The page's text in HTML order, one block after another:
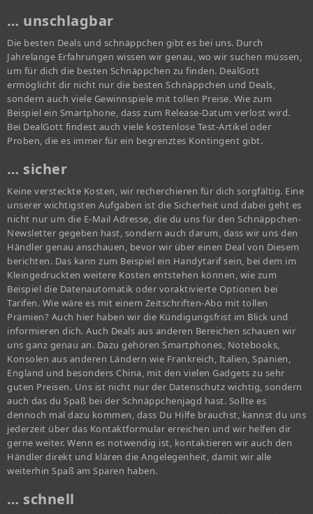
… unschlagbar
Die besten Deals und schnäppchen gibt es bei uns. Durch
Jahrelange Erfahrungen wissen wir genau, wo wir suchen müssen,
um für dich die besten Schnäppchen zu finden. DealGott
ermöglicht dir nicht nur die besten Schnäppchen und Deals,
sondern auch viele Gewinnspiele mit tollen Preise. Wie zum
Beispiel ein Smartphone, dass zum Release-Datum verlost wird.
Bei DealGott findest auch viele kostenlose Test-Artikel oder
Proben, die es immer für ein begrenztes Kontingent gibt.
… sicher
Keine versteckte Kosten, wir recherchieren für dich sorgfältig. Eine
unserer wichtigsten Aufgaben ist die Sicherheit und dabei geht es
nicht nur um die E-Mail Adresse, die du uns für den Schnäppchen-
Newsletter gegeben hast, sondern auch darum, dass wir uns den
Händler genau anschauen, bevor wir über einen Deal von Diesem
berichten. Das kann zum Beispiel ein Handytarif sein, bei dem im
Kleingedruckten weitere Kosten entstehen können, wie zum
Beispiel die Datenautomatik oder voraktivierte Optionen bei
Tarifen. Wie wäre es mit einem Zeitschriften-Abo mit tollen
Prämien? Auch hier haben wir die Kündigungsfrist im Blick und
informieren dich. Auch Deals aus anderen Bereichen schauen wir
uns ganz genau an. Dazu gehören Smartphones, Notebooks,
Konsolen aus anderen Ländern wie Frankreich, Italien, Spanien,
England und besonders China, mit den vielen Gadgets zu sehr
guten Preisen. Uns ist nicht nur der Datenschutz wichtig, sondern
auch das du Spaß bei der Schnäppchenjagd hast. Sollte es
dennoch mal dazu kommen, dass Du Hilfe brauchst, kannst du uns
jederzeit über das Kontaktformular erreichen und wir helfen dir
gerne weiter. Wenn es notwendig ist, kontaktieren wir auch den
Händler direkt und klären die Angelegenheit, damit wir alle
weiterhin Spaß am Sparen haben.
… schnell